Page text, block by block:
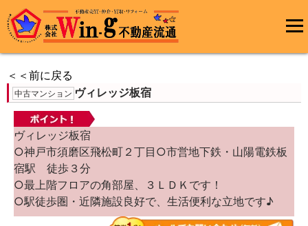
メインメ
＜＜前に戻る
中古マンション ヴィレッジ板宿
ヴィレッジ板宿
○神戸市須磨区飛松町２丁目○市営地下鉄・山陽電鉄板
宿駅 徒歩３分
○最上階フロアの角部屋、３ＬＤＫです！
○駅徒歩圏・近隣施設良好で、生活便利な立地です♪